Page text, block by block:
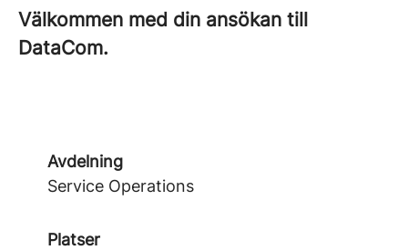
Välkommen med din ansökan till
DataCom.
Avdelning
Service Operations
Platser